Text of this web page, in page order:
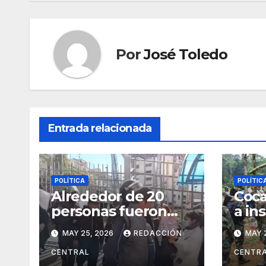
PorJosé Toledo
Entrada relacionada
POLÍTICA
Alrededor de 20
personas fueron
aprehendidas;
Policía gasifica e
impide ingreso de
MAY 25, 2026 REDACCIÓN
CENTRAL
a
MAY